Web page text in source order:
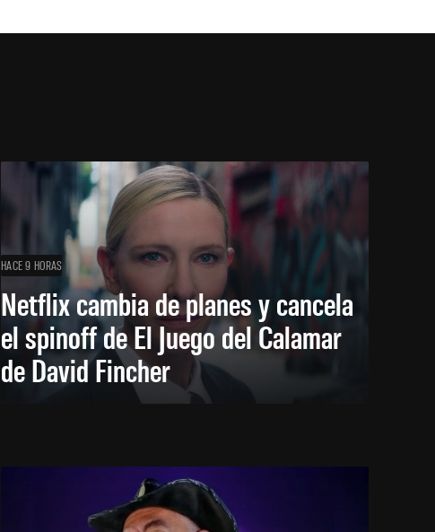
HACE 9 HORAS
Netflix cambia de planes y cancela
el spinoff de El Juego del Calamar
de David Fincher